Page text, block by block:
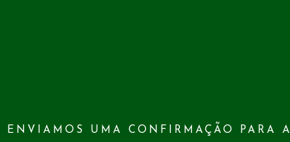
ENVIAMOS UMA CONFIRMAÇÃO PARA